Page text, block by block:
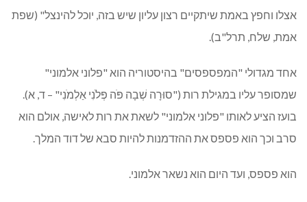
אצלו וחפץ באמת שיתקיים רצון עליון שיש בזה, יוכל להינצל" (שפת
אמת, שלח, תרל"ב).
אחד מגדולי "המפספסים" בהיסטוריה הוא "פלוני אלמוני"
שמסופר עליו במגילת רות ("סוּרָה שְׁבָה פֹּה פְּלֹנִי אַלְמֹנִי" – ד, א).
בועז הציע לאותו "פלוני אלמוני" לשאת את רות לאישה, אולם הוא
סרב וכך הוא פספס את ההזדמנות להיות סבא של דוד המלך.
הוא פספס, ועד היום הוא נשאר אלמוני.